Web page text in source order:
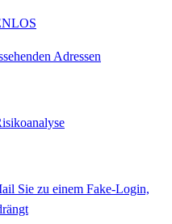
Adressen
Sie zu einem Fake-Login,